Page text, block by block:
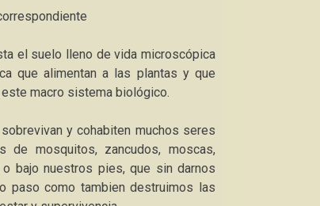
el suelo lleno de vida microscópica
que alimentan a las plantas y que
macro sistema biológico.
y cohabiten muchos seres
de mosquitos, zancudos, moscas,
bajo nuestros pies, que sin darnos
paso como tambien destruimos las